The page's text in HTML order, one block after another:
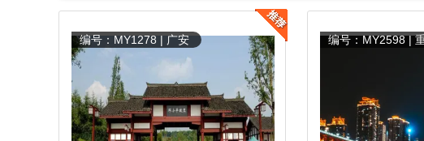
编号：MY1278 | 广安 编号：MY2598 |